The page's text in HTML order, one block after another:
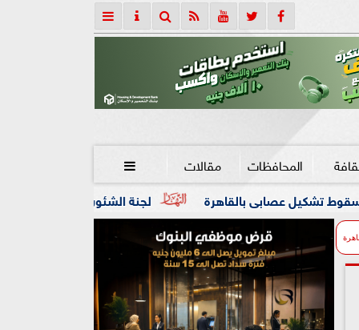
المحافظات مقالات 
لجنة الشئون العربية بـ«الصحفيين» تنعى السفير